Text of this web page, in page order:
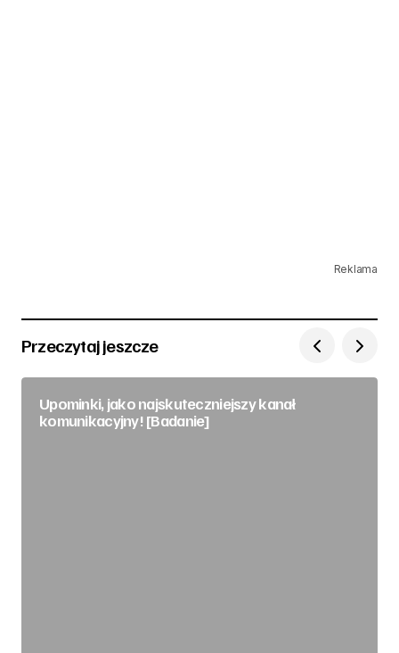
Reklama
Przeczytaj jeszcze
Upominki, jako najskuteczniejszy kanał
komunikacyjny! [Badanie]